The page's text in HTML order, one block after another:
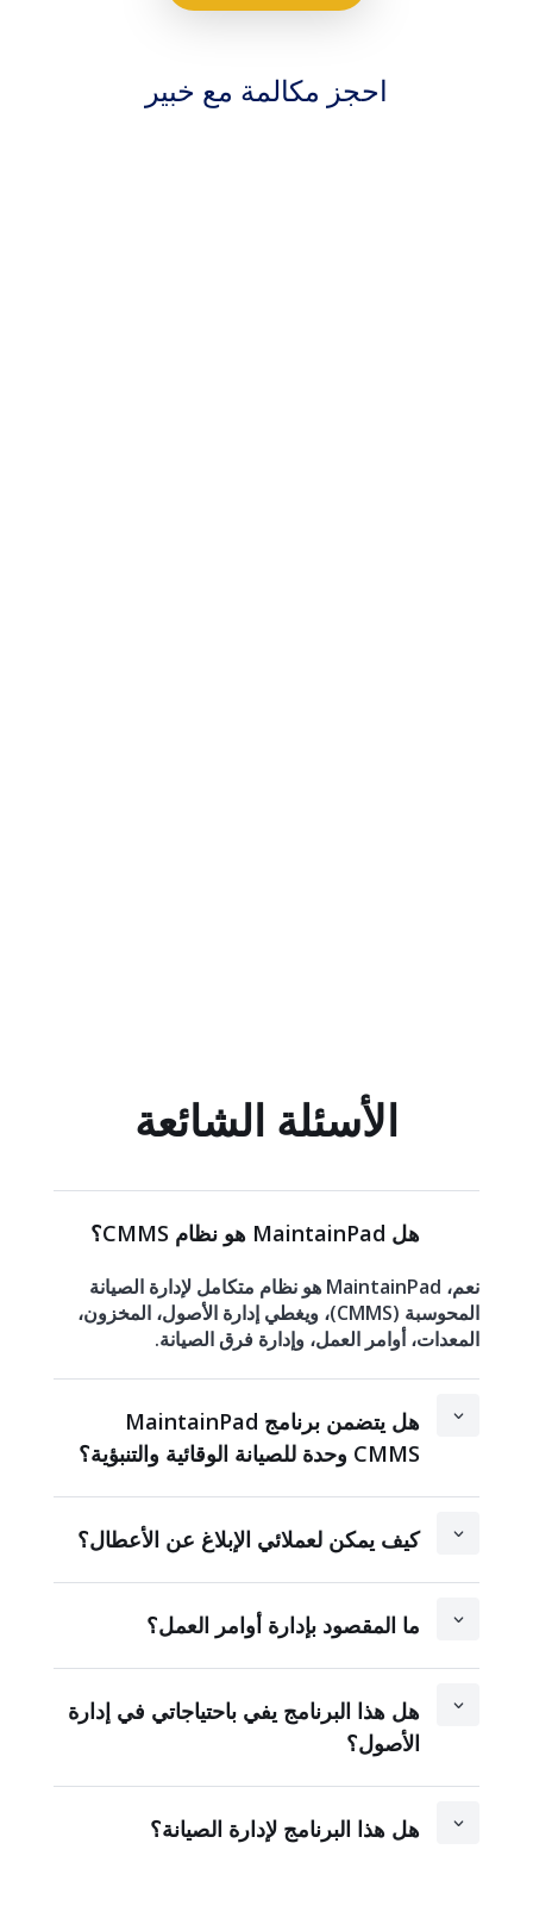
احجز مكالمة مع خبير
الأسئلة الشائعة
هل MaintainPad هو نظام CMMS؟
نعم، MaintainPad هو نظام متكامل لإدارة الصيانة
المحوسبة (CMMS)، ويغطي إدارة الأصول، المخزون،
المعدات، أوامر العمل، وإدارة فرق الصيانة.
هل يتضمن برنامج MaintainPad
CMMS وحدة للصيانة الوقائية والتنبؤية؟
كيف يمكن لعملائي الإبلاغ عن الأعطال؟
ما المقصود بإدارة أوامر العمل؟
هل هذا البرنامج يفي باحتياجاتي في إدارة
الأصول؟
هل هذا البرنامج لإدارة الصيانة؟